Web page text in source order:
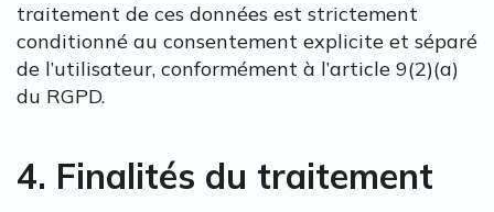
traitement de ces données est strictement
conditionné au consentement explicite et séparé
de l’utilisateur, conformément à l’article 9(2)(a)
du RGPD.
4. Finalités du traitement